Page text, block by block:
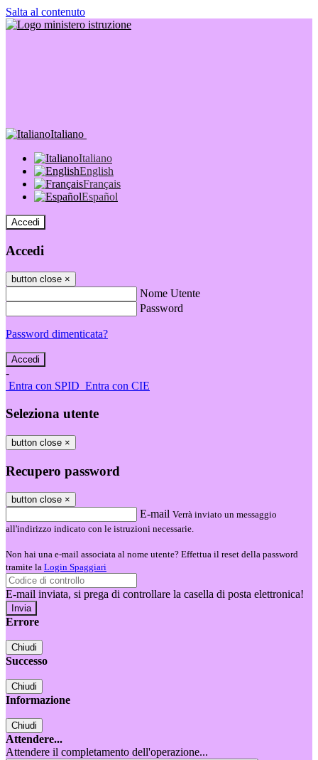
Salta al contenuto
Italiano
Italiano
English
Français
Español
Accedi
Accedi
button close ×
Nome Utente
Password
Password dimenticata?
-
Entra con SPID Entra con CIE
Seleziona utente
button close ×
Recupero password
button close ×
E-mail Verrà inviato un messaggio
all'indirizzo indicato con le istruzioni necessarie.
Non hai una e-mail associata al nome utente? Effettua il reset della password
tramite la Login Spaggiari
E-mail inviata, si prega di controllare la casella di posta elettronica!
Errore
Chiudi
Successo
Chiudi
Informazione
Chiudi
Attendere...
Attendere il completamento dell'operazione...